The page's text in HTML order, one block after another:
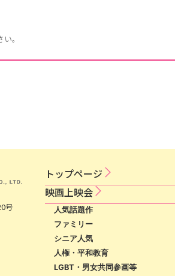
。
号
トップページ
映​画​上​映​会​​
人気話題作
ファミリー
シニア人気
人権・平和教育
LGBT・男女共同参画等